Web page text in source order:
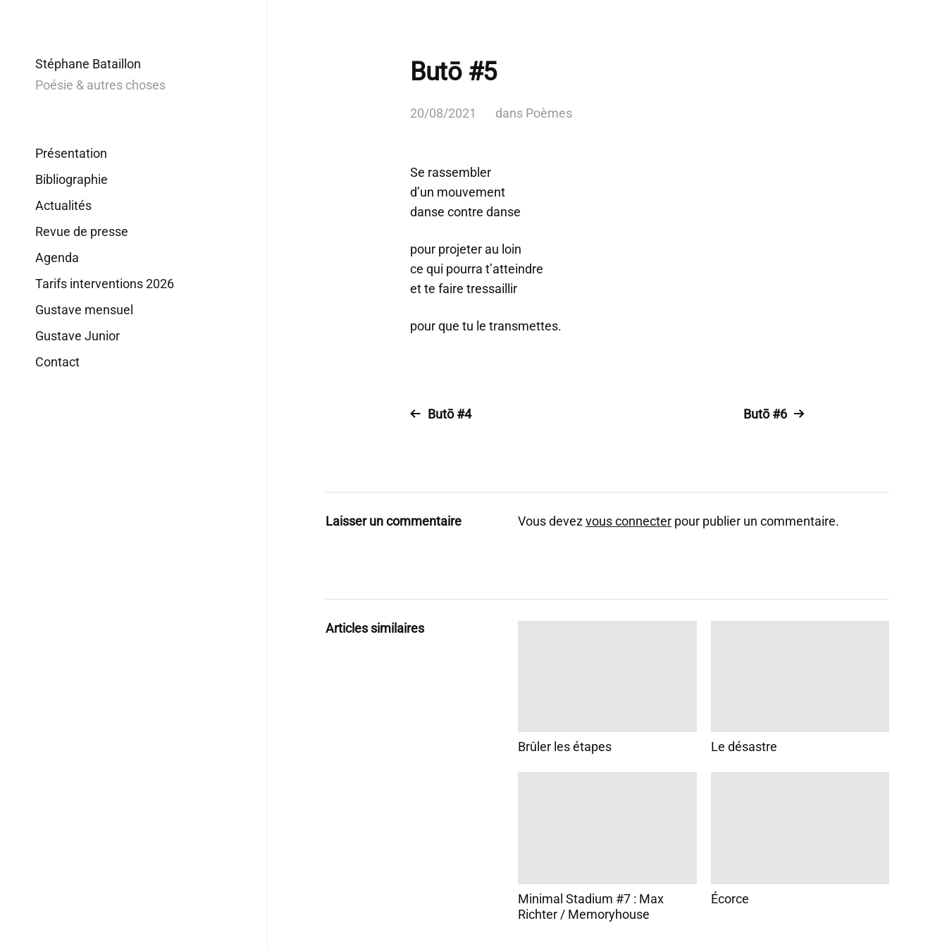
Stéphane Bataillon
Poésie & autres choses
Présentation
Bibliographie
Actualités
Revue de presse
Agenda
Tarifs interventions 2026
Gustave mensuel
Gustave Junior
Contact
Butō #5
20/08/2021 dans Poèmes
Se rassembler
d’un mouvement
danse contre danse
pour projeter au loin
ce qui pourra t’atteindre
et te faire tressaillir
pour que tu le transmettes.
Butō #4 Butō #6
Laisser un commentaire Vous devezvous connecter pour publier un commentaire.
Articles similaires
Brûler les étapes Le désastre
Minimal Stadium #7 : Max
Richter / Memoryhouse
Écorce